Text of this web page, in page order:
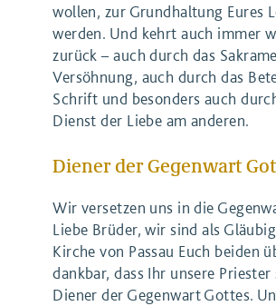
wollen, zur Grundhaltung Eures
werden. Und kehrt auch immer
zurück – auch durch das
Versöhnung, auch durch das
Schrift und besonders auch
Dienst der Liebe am anderen.
Diener der Gegenwart
Wir versetzen uns in die
Liebe Brüder, wir sind als
Kirche von Passau Euch beiden
dankbar, dass Ihr unsere
Diener der Gegenwart Gottes.